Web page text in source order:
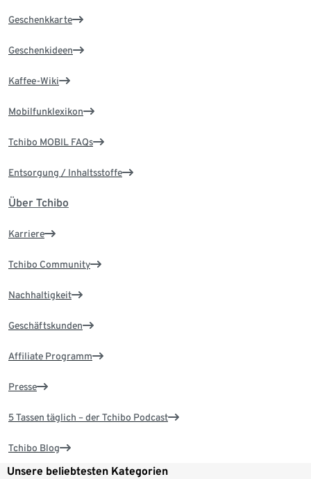
Geschenkkarte
Geschenkideen
Kaffee-Wiki
Mobilfunklexikon
Tchibo MOBIL FAQs
Entsorgung / Inhaltsstoffe
Über Tchibo
Karriere
Tchibo Community
Nachhaltigkeit
Geschäftskunden
Affiliate Programm
Presse
5 Tassen täglich – der Tchibo Podcast
Tchibo Blog
Unsere beliebtesten Kategorien